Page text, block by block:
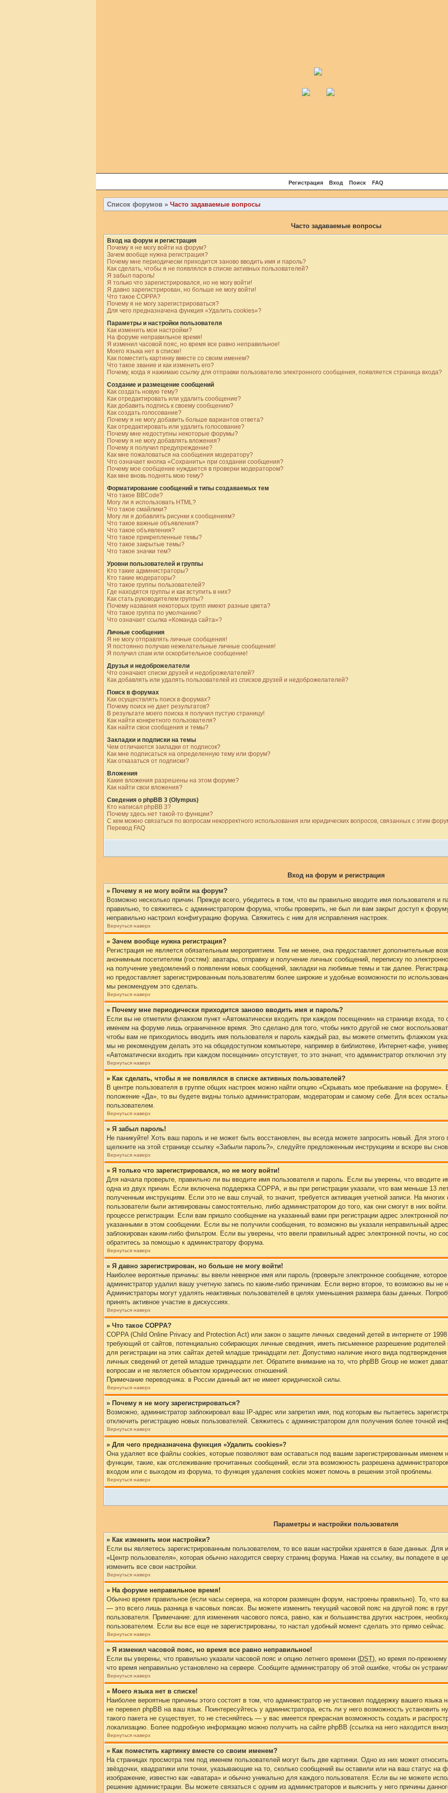
Регистрация Вход Поиск FAQ
Список форумов » Часто задаваемые вопросы
Часто задаваемые вопросы
Вход на форум и регистрация
Почему я не могу войти на форум?
Зачем вообще нужна регистрация?
Почему мне периодически приходится заново вводить имя и пароль?
Как сделать, чтобы я не появлялся в списке активных пользователей?
Я забыл пароль!
Я только что зарегистрировался, но не могу войти!
Я давно зарегистрирован, но больше не могу войти!
Что такое COPPA?
Почему я не могу зарегистрироваться?
Для чего предназначена функция «Удалить cookies»?
Параметры и настройки пользователя
Как изменить мои настройки?
На форуме неправильное время!
Я изменил часовой пояс, но время все равно неправильное!
Моего языка нет в списке!
Как поместить картинку вместе со своим именем?
Что такое звание и как изменить его?
Почему, когда я нажимаю ссылку для отправки пользователю электронного сообщения, появляется страница входа?
Создание и размещение сообщений
Как создать новую тему?
Как отредактировать или удалить сообщение?
Как добавить подпись к своему сообщению?
Как создать голосование?
Почему я не могу добавить больше вариантов ответа?
Как отредактировать или удалить голосование?
Почему мне недоступны некоторые форумы?
Почему я не могу добавлять вложения?
Почему я получил предупреждение?
Как мне пожаловаться на сообщения модератору?
Что означает кнопка «Сохранить» при создании сообщения?
Почему мое сообщение нуждается в проверки модератором?
Как мне вновь поднять мою тему?
Форматирование сообщений и типы создаваемых тем
Что такое BBCode?
Могу ли я использовать HTML?
Что такое смайлики?
Могу ли я добавлять рисунки к сообщениям?
Что такое важные объявления?
Что такое объявления?
Что такое прикрепленные темы?
Что такое закрытые темы?
Что такое значки тем?
Уровни пользователей и группы
Кто такие администраторы?
Кто такие модераторы?
Что такое группы пользователей?
Где находятся группы и как вступить в них?
Как стать руководителем группы?
Почему названия некоторых групп имеют разные цвета?
Что такое группа по умолчанию?
Что означает ссылка «Команда сайта»?
Личные сообщения
Я не могу отправлять личные сообщения!
Я постоянно получаю нежелательные личные сообщения!
Я получил спам или оскорбительное сообщение!
Друзья и недоброжелатели
Что означают списки друзей и недоброжелателей?
Как добавлять или удалять пользователей из списков друзей и недоброжелателей?
Поиск в форумах
Как осуществлять поиск в форумах?
Почему поиск не дает результатов?
В результате моего поиска я получил пустую страницу!
Как найти конкретного пользователя?
Как найти свои сообщения и темы?
Закладки и подписки на темы
Чем отличаются закладки от подписок?
Как мне подписаться на определенную тему или форум?
Как отказаться от подписки?
Вложения
Какие вложения разрешены на этом форуме?
Как найти свои вложения?
Сведения о phpBB 3 (Olympus)
Кто написал phpBB 3?
Почему здесь нет такой-то функции?
С кем можно связаться по вопросам некорректного использования или юридических вопросов, связанных с этим
Перевод FAQ
Вход на форум и регистрация
» Почему я не могу войти на форум?
Возможно несколько причин. Прежде всего, убедитесь в том, что вы правильно вводите имя пользователя и
правильно, то свяжитесь с администратором форума, чтобы проверить, не был ли вам закрыт доступ к
неправильно настроил конфигурацию форума. Свяжитесь с ним для исправления настроек.
Вернуться наверх
» Зачем вообще нужна регистрация?
Регистрация не является обязательным мероприятием. Тем не менее, она предоставляет дополнительные
анонимным посетителям (гостям): аватары, отправку и получение личных сообщений, переписку по
на получение уведомлений о появлении новых сообщений, закладки на любимые темы и так далее.
но предоставляет зарегистрированным пользователям более широкие и удобные возможности по
мы рекомендуем это сделать.
Вернуться наверх
» Почему мне периодически приходится заново вводить имя и пароль?
Если вы не отметили флажком пункт «Автоматически входить при каждом посещении» на странице входа, то
именем на форуме лишь ограниченное время. Это сделано для того, чтобы никто другой не смог
чтобы вам не приходилось вводить имя пользователя и пароль каждый раз, вы можете отметить флажком
мы не рекомендуем делать это на общедоступном компьютере, например в библиотеке, Интернет-кафе,
«Автоматически входить при каждом посещении» отсутствует, то это значит, что администратор отключил
Вернуться наверх
» Как сделать, чтобы я не появлялся в списке активных пользователей?
В центре пользователя в группе общих настроек можно найти опцию «Скрывать мое пребывание на форуме».
положение «Да», то вы будете видны только администраторам, модераторам и самому себе. Для всех
пользователем.
Вернуться наверх
» Я забыл пароль!
Не паникуйте! Хоть ваш пароль и не может быть восстановлен, вы всегда можете запросить новый. Для этого
щелкните на этой странице ссылку «Забыли пароль?», следуйте предложенным инструкциям и вскоре вы
Вернуться наверх
» Я только что зарегистрировался, но не могу войти!
Для начала проверьте, правильно ли вы вводите имя пользователя и пароль. Если вы уверены, что вводите
одна из двух причин. Если включена поддержка COPPA, и вы при регистрации указали, что вам меньше 13
полученным инструкциям. Если это не ваш случай, то значит, требуется активация учетной записи. На
пользователи были активированы самостоятельно, либо администратором до того, как они смогут в них
процессе регистрации. Если вам пришло сообщение на указанный вами при регистрации адрес электронной
указанными в этом сообщении. Если вы не получили сообщения, то возможно вы указали неправильный
заблокирован каким-либо фильтром. Если вы уверены, что ввели правильный адрес электронной почты, но
обратитесь за помощью к администратору форума.
Вернуться наверх
» Я давно зарегистрирован, но больше не могу войти!
Наиболее вероятные причины: вы ввели неверное имя или пароль (проверьте электронное сообщение,
администратор удалил вашу учетную запись по каким-либо причинам. Если верно второе, то возможно вы не
Администраторы могут удалять неактивных пользователей в целях уменьшения размера базы данных.
принять активное участие в дискуссиях.
Вернуться наверх
» Что такое COPPA?
COPPA (Child Online Privacy and Protection Act) или закон о защите личных сведений детей в интернете от
требующий от сайтов, потенциально собирающих личные сведения, иметь письменное разрешение родителей
для регистрации на этих сайтах детей младше тринадцати лет. Допустимо наличие иного вида
личных сведений от детей младше тринадцати лет. Обратите внимание на то, что phpBB Group не может
вопросам и не является объектом юридических отношений.
Примечание переводчика: в России данный акт не имеет юридической силы.
Вернуться наверх
» Почему я не могу зарегистрироваться?
Возможно, администратор заблокировал ваш IP-адрес или запретил имя, под которым вы пытаетесь
отключить регистрацию новых пользователей. Свяжитесь с администратором для получения более точной
Вернуться наверх
» Для чего предназначена функция «Удалить cookies»?
Она удаляет все файлы cookies, которые позволяют вам оставаться под вашим зарегистрированным именем
функции, такие, как отслеживание прочитанных сообщений, если эта возможность разрешена
входом или с выходом из форума, то функция удаления cookies может помочь в решении этой проблемы.
Вернуться наверх
Параметры и настройки пользователя
» Как изменить мои настройки?
Если вы являетесь зарегистрированным пользователем, то все ваши настройки хранятся в базе данных. Для
«Центр пользователя», которая обычно находится сверху страниц форума. Нажав на ссылку, вы попадете в
изменить все свои настройки.
Вернуться наверх
» На форуме неправильное время!
Обычно время правильное (если часы сервера, на котором размещен форум, настроены правильно). То, что
— это всего лишь разница в часовых поясах. Вы можете изменить текущий часовой пояс на другой пояс в
пользователя. Примечание: для изменения часового пояса, равно, как и большинства других настроек,
пользователем. Если вы все еще не зарегистрированы, то настал удобный момент сделать это прямо сейчас.
Вернуться наверх
» Я изменил часовой пояс, но время все равно неправильное!
Если вы уверены, что правильно указали часовой пояс и опцию летнего времени (DST), но время по-прежнему
что время неправильно установлено на сервере. Сообщите администратору об этой ошибке, чтобы он
Вернуться наверх
» Моего языка нет в списке!
Наиболее вероятные причины этого состоят в том, что администратор не установил поддержку вашего
не перевел phpBB на ваш язык. Поинтересуйтесь у администратора, есть ли у него возможность установить
такого пакета не существует, то не стесняйтесь — у вас имеется прекрасная возможность создать и
локализацию. Более подробную информацию можно получить на сайте phpBB (ссылка на него находится
Вернуться наверх
» Как поместить картинку вместе со своим именем?
На страницах просмотра тем под именем пользователей могут быть две картинки. Одно из них может
звёздочки, квадратики или точки, указывающие на то, сколько сообщений вы оставили или на ваш статус на
изображение, известно как «аватара» и обычно уникально для каждого пользователя. Если вы не можете
решение администрации. Вы можете связаться с одним из администраторов и выяснить у него причины